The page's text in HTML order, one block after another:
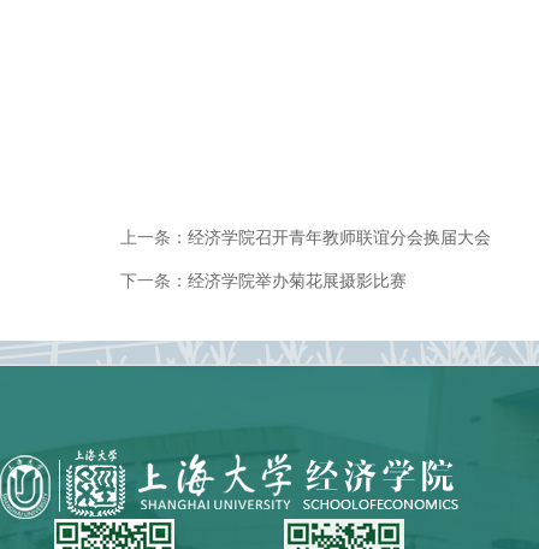
上一条： 经济学院召开青年教师联谊分会换届大会
下一条： 经济学院举办菊花展摄影比赛